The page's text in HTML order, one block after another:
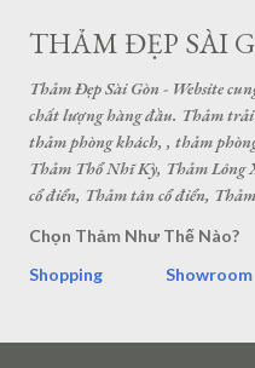
THẢM ĐẸP SÀI
Thảm Đẹp Sài Gòn - Website
chất lượng hàng đầu. Thảm trải
thảm phòng khách, , thảm
Thảm Thổ Nhĩ Kỳ, Thảm
cổ điển, Thảm tân cổ điển,
Chọn Thảm Như Thế Nào?
Shopping
Showroom